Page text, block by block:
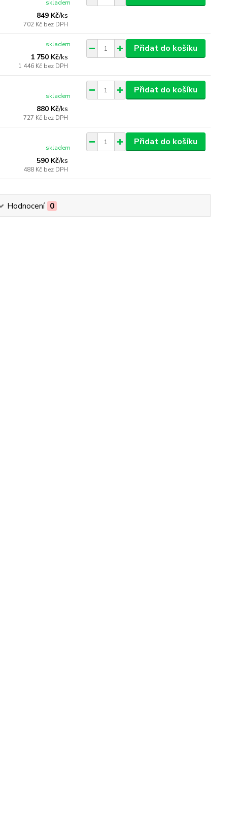
849 Kč/ks
702 Kč bez DPH
skladem
1 750 Kč/ks
1 446 Kč bez DPH
skladem Přidat do košíku
880 Kč/ks
727 Kč bez DPH
skladem
Přidat do košíku
590 Kč/ks
488 Kč bez DPH
skladem
Přidat do košíku
Hodnocení 0